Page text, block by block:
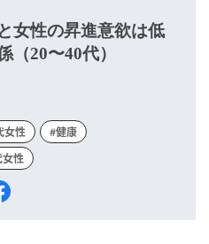
女性の昇進意欲は低
（20〜40代）
女性
#健康
性